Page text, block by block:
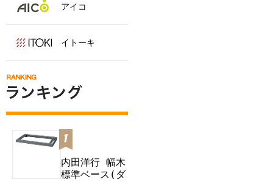
アイコ
イトーキ
内田洋行 幅木
標準ベース(ダ